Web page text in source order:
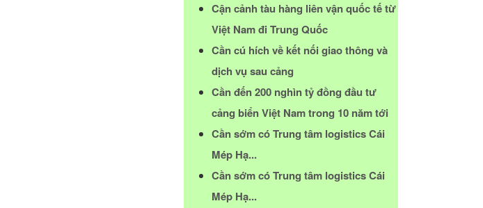
Cận cảnh tàu hàng liên vận quốc tế từ
Việt Nam đi Trung Quốc
Cần cú hích về kết nối giao thông và
dịch vụ sau cảng
Cần đến 200 nghìn tỷ đồng đầu tư
cảng biển Việt Nam trong 10 năm tới
Cần sớm có Trung tâm logistics Cái
Mép Hạ...
Cần sớm có Trung tâm logistics Cái
Mép Hạ...